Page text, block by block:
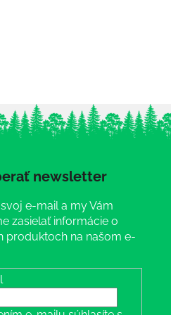
newsletter
e-mail a my Vám
zasielať informácie o
produktoch na našom e-